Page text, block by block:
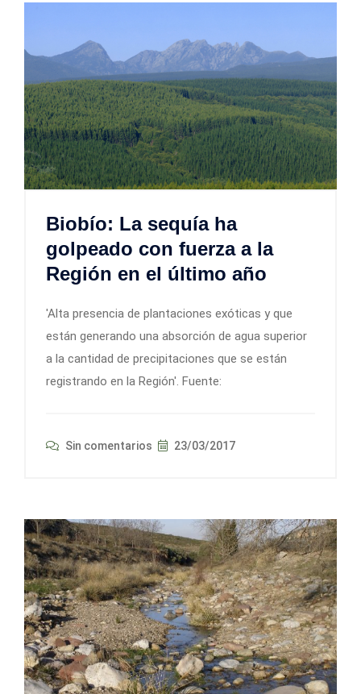
Biobío: La sequía ha
golpeado con fuerza a la
Región en el último año
'Alta presencia de plantaciones exóticas y que
están generando una absorción de agua superior
a la cantidad de precipitaciones que se están
registrando en la Región'. Fuente:
Sin comentarios 23/03/2017